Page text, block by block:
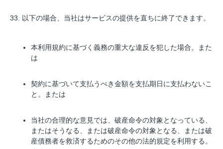
33. 以下の場合、当社はサービスの提供を直ちに終了できます。
本利用規約に基づく義務の重大な違反を犯した場合。また
は
契約に基づいて支払うべき金額を支払期日に支払わないこ
と。または
当社の合理的な意見では、破産命令の対象となっている、
またはそうなる、または破産命令の対象となる、または破
産債務者を救済するためのその他の法的規定を利用する。